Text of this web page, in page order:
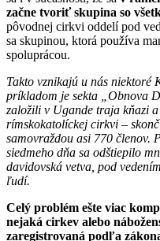
začne tvoriť skupina so
pôvodnej cirkvi oddelí pod
sa skupinou, ktorá používa
spoluprácou.
Takto vznikajú u nás niektoré
príkladom je sekta „Obnova
založili v Ugande traja kňazi
rímskokatolíckej cirkvi –
samovraždou asi 770 členov.
siedmeho dňa sa odštiepilo
davidovská vetva, pod
ľudí.
Celý problém ešte viac
nejaká cirkev alebo
zaregistrovaná podľa